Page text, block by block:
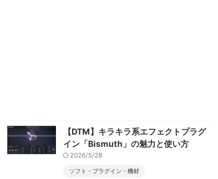
【DTM】キラキラ系エフェクトプラグ
イン「Bismuth」の魅力と使い方
2026/5/28
ソフト・プラグイン・機材